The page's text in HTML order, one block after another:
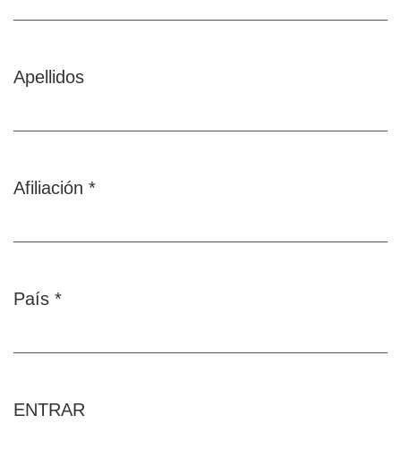
Apellidos
Afiliación *
País *
ENTRAR